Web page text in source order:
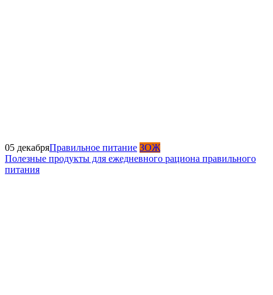
05 декабряПравильное питание ЗОЖ
Полезные продукты для ежедневного рациона правильного
питания